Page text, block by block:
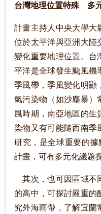
台灣地理位置特殊 多
計畫主持人中央大學大
位於太平洋與亞洲大陸
變化重要地理位置。台
平洋是全球發生颱風機
季風帶，季風變化明顯
氣污染物（如沙塵暴）
風時期，南亞地區的生
染物又有可能隨西南季
研究，是全球重要的
計畫，可有多元化議題
其次，也可因區域不
的高中，可探討嚴重的
究外海雨帶，了解宜蘭